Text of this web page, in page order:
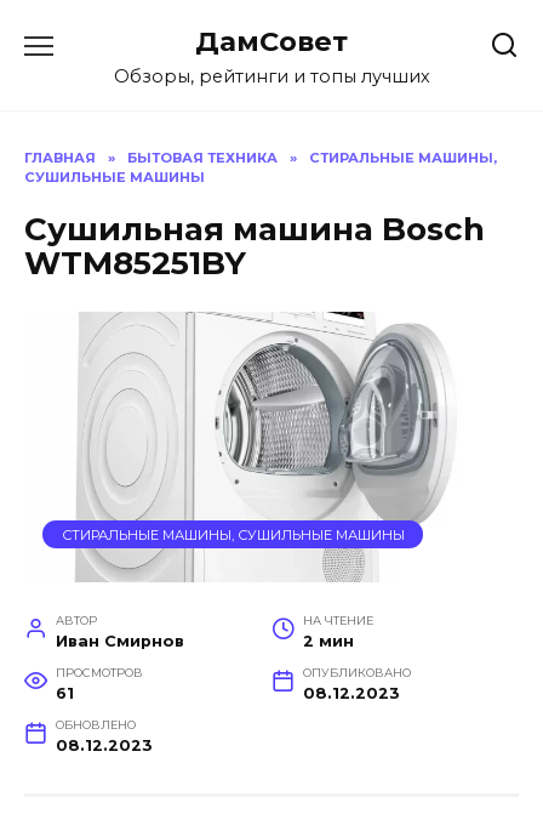
содержанию
ДамСовет
Обзоры, рейтинги и топы лучших
ГЛАВНАЯ » БЫТОВАЯ ТЕХНИКА »
СТИРАЛЬНЫЕ МАШИНЫ,
СУШИЛЬНЫЕ МАШИНЫ
Сушильная машина Bosch
WTM85251BY
СТИРАЛЬНЫЕ МАШИНЫ, СУШИЛЬНЫЕ МАШИНЫ
АВТОР
Иван Смирнов
НА ЧТЕНИЕ
2 мин
ПРОСМОТРОВ
61
ОПУБЛИКОВАНО
08.12.2023
ОБНОВЛЕНО
08.12.2023